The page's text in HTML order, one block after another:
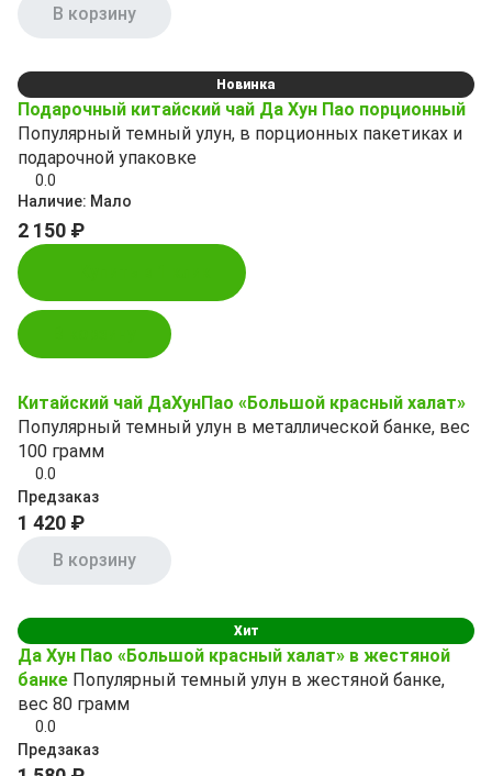
В корзину
Новинка
Подарочный китайский чай Да Хун Пао порционный
Популярный темный улун, в порционных пакетиках и
подарочной упаковке
0.0
Наличие: Мало
2 150 ₽
Китайский чай ДаХунПао «Большой красный халат»
Популярный темный улун в металлической банке, вес
100 грамм
0.0
Предзаказ
1 420 ₽
В корзину
Хит
Да Хун Пао «Большой красный халат» в жестяной
банке Популярный темный улун в жестяной банке,
вес 80 грамм
0.0
Предзаказ